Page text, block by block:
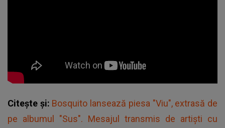
Citește și: Bosquito lansează piesa "Viu", extrasă de
pe albumul "Sus". Mesajul transmis de artişti cu